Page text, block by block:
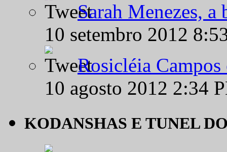
Sarah Menezes,
10 setembro 2012
Rosicléia
10 agosto 2012 2:34
KODANSHAS E TUNEL